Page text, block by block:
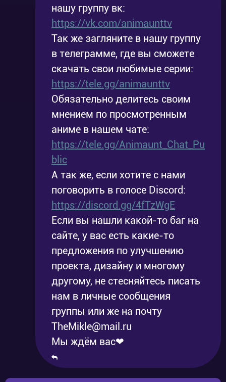
нашу группу вк:
https://vk.com/animaunttv
Так же загляните в нашу группу
в телеграмме, где вы сможете
скачать свои любимые серии:
https://tele.gg/animaunttv
Обязательно делитесь своим
мнением по просмотренным
аниме в нашем чате:
https://tele.gg/Animaunt_Chat_Pu
blic
А так же, если хотите с нами
поговорить в голосе Discord:
https://discord.gg/4fTzWgE
Если вы нашли какой-то баг на
сайте, у вас есть какие-то
предложения по улучшению
проекта, дизайну и многому
другому, не стесняйтесь писать
нам в личные сообщения
группы или же на почту
TheMikle@mail.ru
Мы ждём вас❤